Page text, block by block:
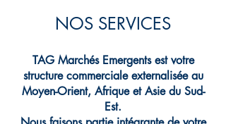
NOS SERVICES
TAG Marchés Emergents est votre
structure commerciale externalisée au
Moyen-Orient, Afrique et Asie du Sud-
Est.